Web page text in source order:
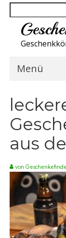
Menü
Küche A-Z
NEU
Spirituosen
Sport
Wohnen
aus
von